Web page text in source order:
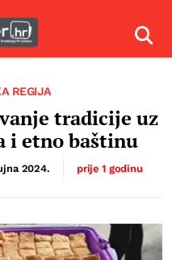
REGIJA
tradicije uz
i etno baštinu
2024. prije 1 godinu